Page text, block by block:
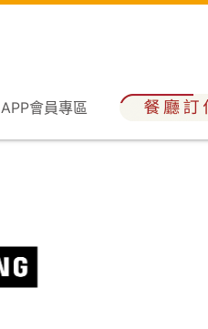
APP會員專區